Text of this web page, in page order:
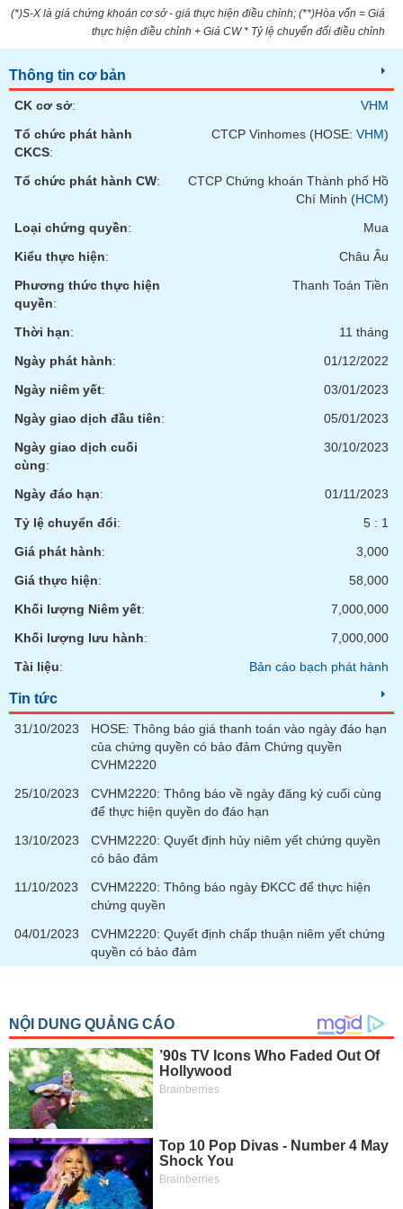
(*)S-X là giá chứng khoán cơ sở - giá thực hiện điều chỉnh; (**)Hòa vốn = Giá
thực hiện điều chỉnh + Giá CW * Tỷ lệ chuyển đổi điều chỉnh
Thông tin cơ bản
CK cơ sở:
VHM
Tổ chức phát hành
CKCS:
CTCP Vinhomes (HOSE: VHM)
Tổ chức phát hành CW:
CTCP Chứng khoán Thành phố Hồ
Chí Minh (HCM)
Loại chứng quyền:
Mua
Kiểu thực hiện:
Châu Âu
Phương thức thực hiện
quyền:
Thanh Toán Tiền
Thời hạn:
11 tháng
Ngày phát hành:
01/12/2022
Ngày niêm yết:
03/01/2023
Ngày giao dịch đầu tiên:
05/01/2023
Ngày giao dịch cuối
cùng:
30/10/2023
Ngày đáo hạn:
01/11/2023
Tỷ lệ chuyển đổi:
5 : 1
Giá phát hành:
3,000
Giá thực hiện:
58,000
Khối lượng Niêm yết:
7,000,000
Khối lượng lưu hành:
7,000,000
Tài liệu: Bản cáo bạch phát hành
Tin tức
31/10/2023
HOSE: Thông báo giá thanh toán vào ngày đáo hạn
của chứng quyền có bảo đảm Chứng quyền
CVHM2220
25/10/2023
CVHM2220: Thông báo về ngày đăng ký cuối cùng
để thực hiện quyền do đáo hạn
13/10/2023
CVHM2220: Quyết định hủy niêm yết chứng quyền
có bảo đảm
11/10/2023
CVHM2220: Thông báo ngày ĐKCC để thực hiện
chứng quyền
04/01/2023
CVHM2220: Quyết định chấp thuận niêm yết chứng
quyền có bảo đảm
VỤ
TIỆN
ÍCH
ĐỘNG
SẢN
Mã
chứng
khoán
(-)
Lãnh
đạo
(-)
Tất cả Người nội bộ Cổ đông lớn
tức
viết
tác
giả
(-)
cáo
(-)
(-)
(-)
Đào
tạo
tài